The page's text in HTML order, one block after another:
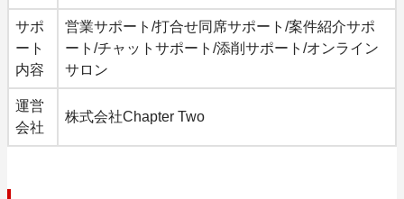
サポ
ート
内容
営業サポート/打合せ同席サポート/案件紹介サポ
ート/チャットサポート/添削サポート/オンライン
サロン
運営
会社
株式会社Chapter Two